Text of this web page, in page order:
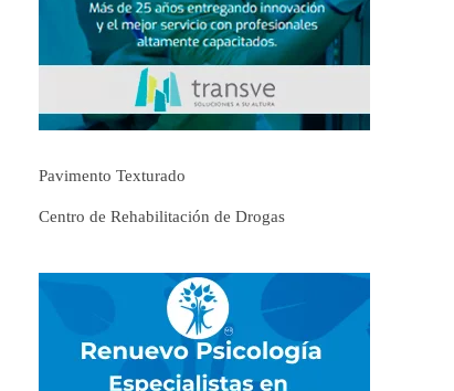
Pavimento Texturado
Centro de Rehabilitación de Drogas